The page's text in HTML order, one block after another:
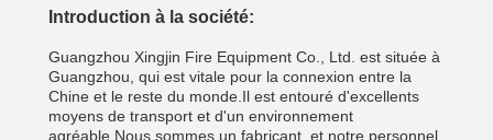
Introduction à la société:
Guangzhou Xingjin Fire Equipment Co., Ltd. est située à
Guangzhou, qui est vitale pour la connexion entre la
Chine et le reste du monde.Il est entouré d'excellents
moyens de transport et d'un environnement
agréable.Nous sommes un fabricant, et notre personnel